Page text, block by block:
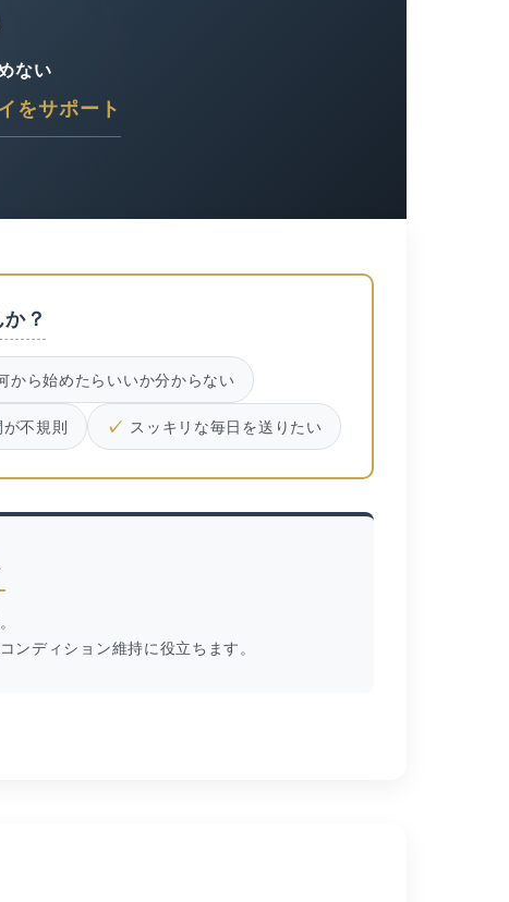
ない
をサポート
？
から始めたらいいか分からない
不規則 スッキリな毎日を送りたい
ディション維持に役立ちます。